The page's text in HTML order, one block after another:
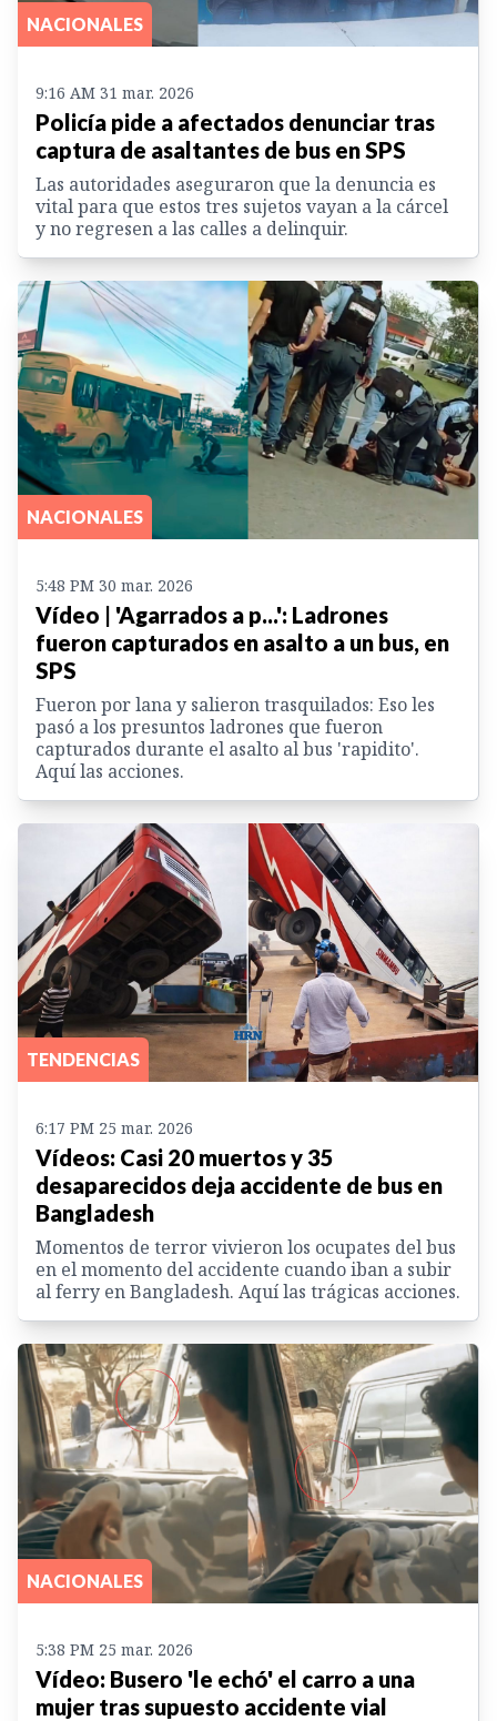
NACIONALES
9:16 AM 31 mar. 2026
Policía pide a afectados denunciar tras
captura de asaltantes de bus en SPS
Las autoridades aseguraron que la denuncia es
vital para que estos tres sujetos vayan a la cárcel
y no regresen a las calles a delinquir.
NACIONALES
5:48 PM 30 mar. 2026
Vídeo | 'Agarrados a p...': Ladrones
fueron capturados en asalto a un bus, en
SPS
Fueron por lana y salieron trasquilados: Eso les
pasó a los presuntos ladrones que fueron
capturados durante el asalto al bus 'rapidito'.
Aquí las acciones.
TENDENCIAS
6:17 PM 25 mar. 2026
Vídeos: Casi 20 muertos y 35
desaparecidos deja accidente de bus en
Bangladesh
Momentos de terror vivieron los ocupates del bus
en el momento del accidente cuando iban a subir
al ferry en Bangladesh. Aquí las trágicas acciones.
NACIONALES
5:38 PM 25 mar. 2026
Vídeo: Busero 'le echó' el carro a una
mujer tras supuesto accidente vial